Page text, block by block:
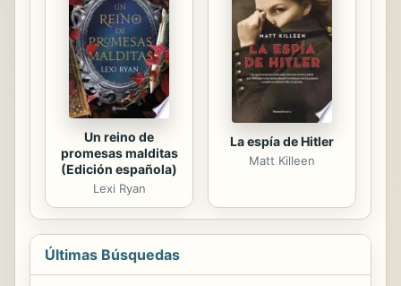
Un reino de
promesas malditas
(Edición española)
Lexi Ryan
La espía de Hitler
Matt Killeen
Últimas Búsquedas